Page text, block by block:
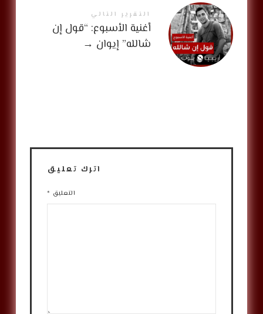
التقرير التالي
أغنية الأسبوع: “قول إن
شالله” إيوان →
اترك تعليق
التعليق *